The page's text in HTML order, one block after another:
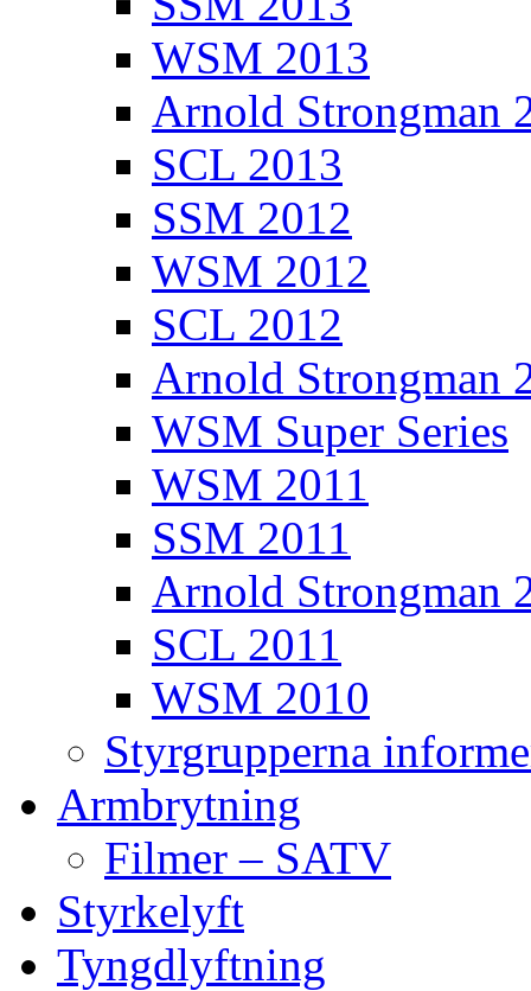
WSM 2013
Arnold Strongman
SCL 2013
SSM 2012
WSM 2012
SCL 2012
Arnold Strongman
WSM Super Series
WSM 2011
SSM 2011
Arnold Strongman
SCL 2011
WSM 2010
Styrgrupperna
Armbrytning
Filmer – SATV
Styrkelyft
Tyngdlyftning